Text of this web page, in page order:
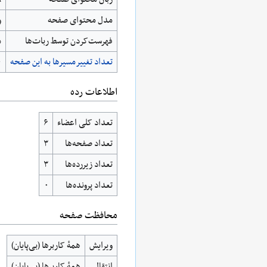
مدل محتوای صفحه
‌فهرست‌کردن توسط ربات‌ها
تعداد تغییرمسیرها به این صفحه
اطلاعات رده
تعداد کلی اعضاء
۶
تعداد صفحه‌ها
۳
تعداد زیررده‌ها
۳
تعداد پرونده‌ها
۰
محافظت صفحه
ویرایش
همهٔ کاربرها (بی‌پایان)